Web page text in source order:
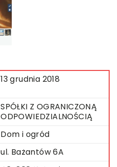
13 grudnia 2018
SPÓŁKI Z OGRANICZONĄ
ODPOWIEDZIALNOŚCIĄ
Dom i ogród
ul. Bażantów 6A